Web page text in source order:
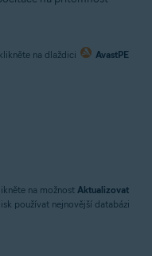
na dlaždici
AvastPE
na možnost Aktualizovat
používat nejnovější databázi